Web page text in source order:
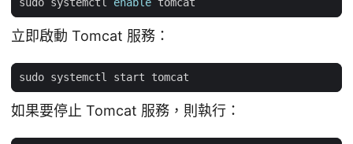
立即啟動 Tomcat 服務：
如果要停止 Tomcat 服務，則執行：